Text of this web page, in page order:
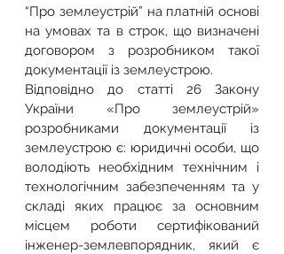
“Про землеустрій” на платній основі
на умовах та в строк, що визначені
договором з розробником такої
документації із землеустрою.
Відповідно до статті 26 Закону
України «Про землеустрій»
розробниками документації із
землеустрою є: юридичні особи, що
володіють необхідним технічним і
технологічним забезпеченням та у
складі яких працює за основним
місцем роботи сертифікований
інженер-землевпорядник, який є